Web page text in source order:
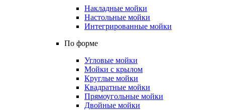
Накладные мойки
Настольные мойки
Интегрированные мойки
По форме
Угловые мойки
Мойки с крылом
Круглые мойки
Квадратные мойки
Прямоугольные мойки
Двойные мойки